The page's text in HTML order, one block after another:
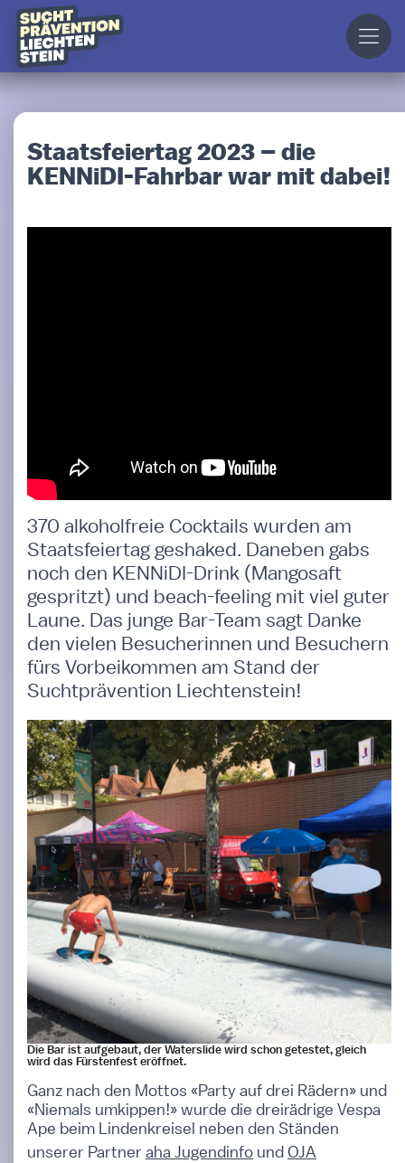
Staatsfeiertag 2023 – die
KENNiDI-Fahrbar war mit dabei!
370 alkoholfreie Cocktails wurden am
Staatsfeiertag geshaked. Daneben gabs
noch den KENNiDI-Drink (Mangosaft
gespritzt) und beach-feeling mit viel guter
Laune. Das junge Bar-Team sagt Danke
den vielen Besucherinnen und Besuchern
fürs Vorbeikommen am Stand der
Suchtprävention Liechtenstein!
Die Bar ist aufgebaut, der Waterslide wird schon getestet, gleich
wird das Fürstenfest eröffnet.
Ganz nach den Mottos «Party auf drei Rädern» und
«Niemals umkippen!» wurde die dreirädrige Vespa
Ape beim Lindenkreisel neben den Ständen
unserer Partner aha Jugendinfo und OJA